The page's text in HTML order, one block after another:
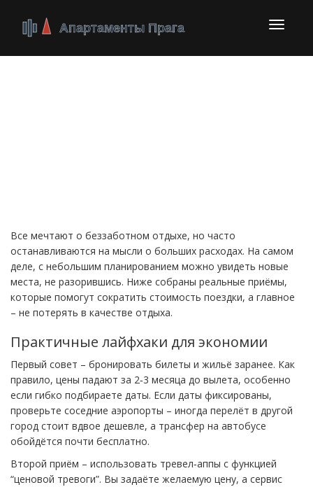
Все мечтают о беззаботном отдыхе, но часто
останавливаются на мысли о больших расходах. На самом
деле, с небольшим планированием можно увидеть новые
места, не разорившись. Ниже собраны реальные приёмы,
которые помогут сократить стоимость поездки, а главное
– не потерять в качестве отдыха.
Практичные лайфхаки для экономии
Первый совет – бронировать билеты и жильё заранее. Как
правило, цены падают за 2‑3 месяца до вылета, особенно
если гибко подбираете даты. Если даты фиксированы,
проверьте соседние аэропорты – иногда перелёт в другой
город стоит вдвое дешевле, а трансфер на автобусе
обойдётся почти бесплатно.
Второй приём – использовать тревел‑аппы с функцией
“ценовой тревоги”. Вы задаёте желаемую цену, а сервис